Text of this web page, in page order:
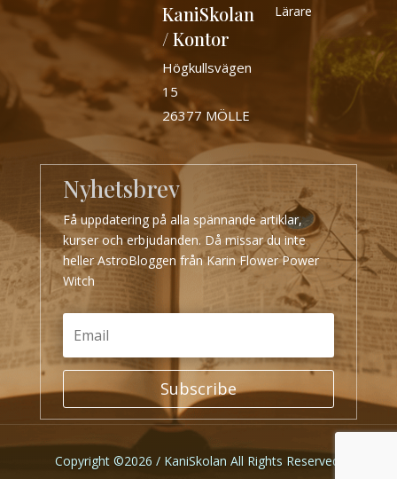
KaniSkolan
/ Kontor
Högkullsvägen
15
26377 MÖLLE
Lärare
Nyhetsbrev
Få uppdatering på alla spännande artiklar,
kurser och erbjudanden. Då missar du inte
heller AstroBloggen från Karin Flower Power
Witch
Subscribe
Copyright ©2026 / KaniSkolan All Rights Reserved.